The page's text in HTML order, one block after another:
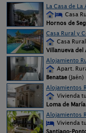
La Casa de
Casa
Hornos de
Casa Rural y
Casa
Villanueva
Alojamiento
Apart.
Benatae (Jaén)
Alojamientos
Vivienda
Loma de
Alojamientos
Vivienda
Santiago-